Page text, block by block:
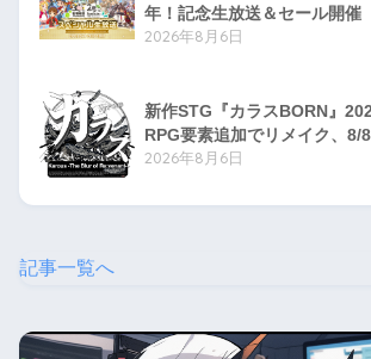
年！記念生放送＆セール開催
2026年8月6日
新作STG『カラスBORN』
RPG要素追加でリメイク、8/
2026年8月6日
記事一覧へ